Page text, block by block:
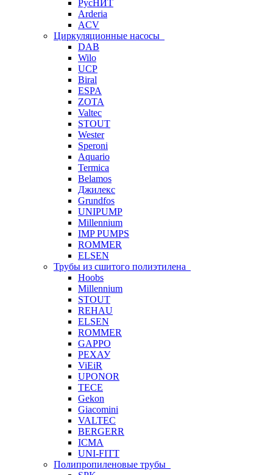
РусНИТ
Arderia
ACV
Циркуляционные насосы
DAB
Wilo
UCP
Biral
ESPA
ZOTA
Valtec
STOUT
Wester
Speroni
Aquario
Termica
Belamos
Джилекс
Grundfos
UNIPUMP
Millennium
IMP PUMPS
ROMMER
ELSEN
Трубы из сшитого полиэтилена
Hoobs
Millennium
STOUT
REHAU
ELSEN
ROMMER
GAPPO
РЕХАУ
ViEiR
UPONOR
TECE
Gekon
Giacomini
VALTEC
BERGERR
ICMA
UNI-FITT
Полипропиленовые трубы